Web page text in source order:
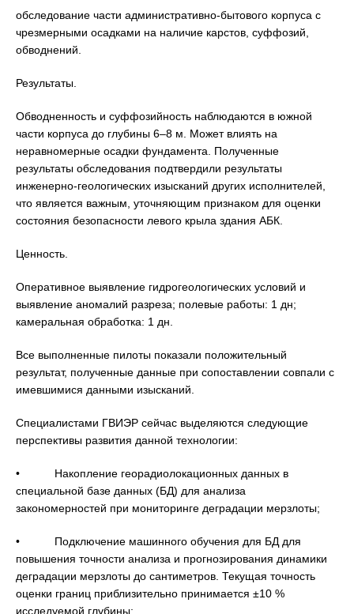
обследование части административно-бытового корпуса с
чрезмерными осадками на наличие карстов, суффозий,
обводнений.
Результаты.
Обводненность и суффозийность наблюдаются в южной
части корпуса до глубины 6–8 м. Может влиять на
неравномерные осадки фундамента. Полученные
результаты обследования подтвердили результаты
инженерно-геологических изысканий других исполнителей,
что является важным, уточняющим признаком для оценки
состояния безопасности левого крыла здания АБК.
Ценность.
Оперативное выявление гидрогеологических условий и
выявление аномалий разреза; полевые работы: 1 дн;
камеральная обработка: 1 дн.
Все выполненные пилоты показали положительный
результат, полученные данные при сопоставлении совпали с
имевшимися данными изысканий.
Специалистами ГВИЭР сейчас выделяются следующие
перспективы развития данной технологии:
• Накопление георадиолокационных данных в
специальной базе данных (БД) для анализа
закономерностей при мониторинге деградации мерзлоты;
• Подключение машинного обучения для БД для
повышения точности анализа и прогнозирования динамики
деградации мерзлоты до сантиметров. Текущая точность
оценки границ приблизительно принимается ±10 %
исследуемой глубины;